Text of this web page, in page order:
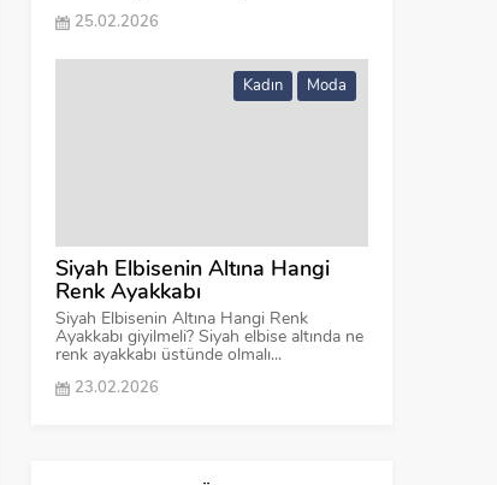
25.02.2026
Kadın Moda
Siyah Elbisenin Altına Hangi
Renk Ayakkabı
Siyah Elbisenin Altına Hangi Renk
Ayakkabı giyilmeli? Siyah elbise altında ne
renk ayakkabı üstünde olmalı...
23.02.2026